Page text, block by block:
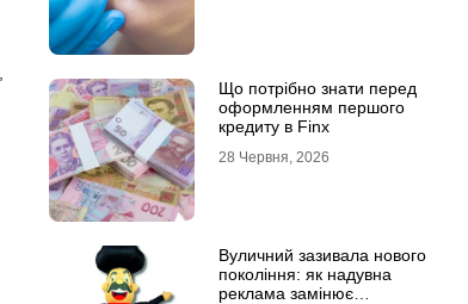
Що потрібно знати перед
оформленням першого
кредиту в Finx
28 Червня, 2026
Вуличний зазивала нового
покоління: як надувна
реклама замінює